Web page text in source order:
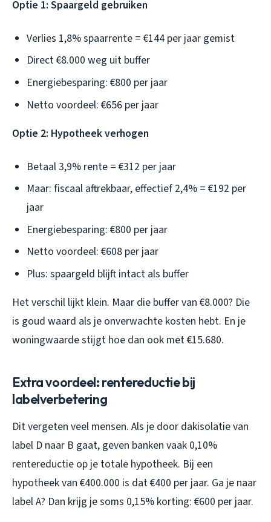
Optie 1: Spaargeld gebruiken
Verlies 1,8% spaarrente = €144 per jaar gemist
Direct €8.000 weg uit buffer
Energiebesparing: €800 per jaar
Netto voordeel: €656 per jaar
Optie 2: Hypotheek verhogen
Betaal 3,9% rente = €312 per jaar
Maar: fiscaal aftrekbaar, effectief 2,4% = €192 per
jaar
Energiebesparing: €800 per jaar
Netto voordeel: €608 per jaar
Plus: spaargeld blijft intact als buffer
Het verschil lijkt klein. Maar die buffer van €8.000? Die
is goud waard als je onverwachte kosten hebt. En je
woningwaarde stijgt hoe dan ook met €15.680.
Extra voordeel: rentereductie bij
labelverbetering
Dit vergeten veel mensen. Als je door dakisolatie van
label D naar B gaat, geven banken vaak 0,10%
rentereductie op je totale hypotheek. Bij een
hypotheek van €400.000 is dat €400 per jaar. Ga je naar
label A? Dan krijg je soms 0,15% korting: €600 per jaar.